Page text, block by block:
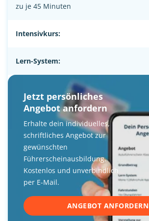
zu je 45 Minuten
Intensivkurs:
Lern-System:
Jetzt persönliches
Angebot anfordern
Erhalte dein individuelles,
schriftliches Angebot zur
gewünschten
Führerscheinausbildung.
Kostenlos und unverbindlich
per E-Mail.
ANGEBOT ANFORDERN